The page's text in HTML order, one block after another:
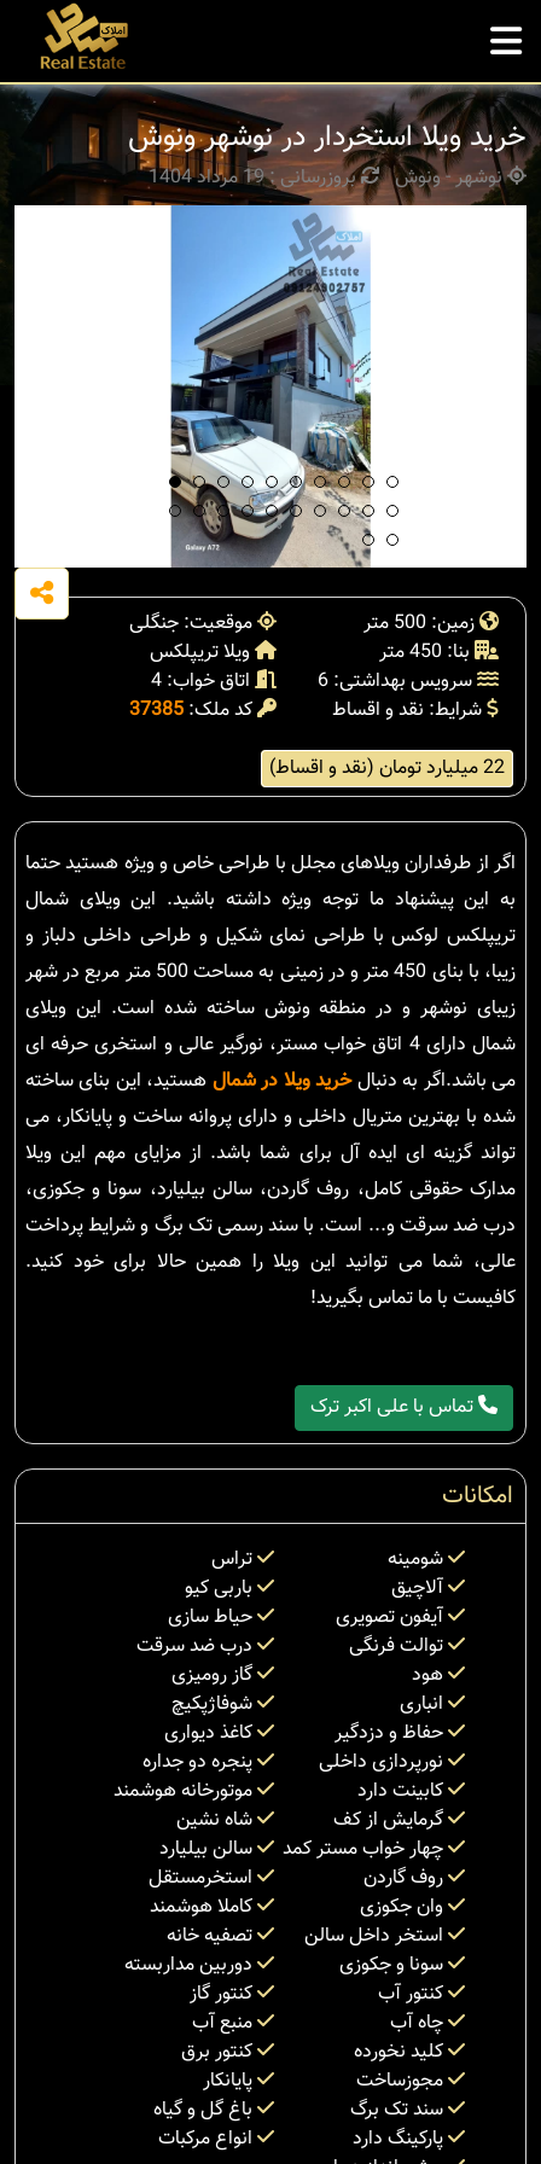
خرید ویلا استخردار در نوشهر ونوش
نوشهر - ونوش بروزرسانی : 19 مرداد 1404
زمین: 500 متر
موقعیت: جنگلی
بنا: 450 متر
ویلا تریپلکس
سرویس بهداشتی: 6
اتاق خواب: 4
شرایط: نقد و اقساط
کد ملک: 37385
22 میلیارد تومان (نقد و اقساط)
اگر از طرفداران ویلاهای مجلل با طراحی خاص و ویژه هستید حتما
به این پیشنهاد ما توجه ویژه داشته باشید. این ویلای شمال
تریپلکس لوکس با طراحی نمای شکیل و طراحی داخلی دلباز و
زیبا، با بنای 450 متر و در زمینی به مساحت 500 متر مربع در شهر
زیبای نوشهر و در منطقه ونوش ساخته شده است. این ویلای
شمال دارای 4 اتاق خواب مستر، نورگیر عالی و استخری حرفه ای
می باشد.اگر به دنبالخرید ویلا در شمال هستید، این بنای ساخته
شده با بهترین متریال داخلی و دارای پروانه ساخت و پایانکار، می
تواند گزینه ای ایده آل برای شما باشد. از مزایای مهم این ویلا
مدارک حقوقی کامل، روف گاردن، سالن بیلیارد، سونا و جکوزی،
درب ضد سرقت و... است. با سند رسمی تک برگ و شرایط پرداخت
عالی، شما می توانید این ویلا را همین حالا برای خود کنید.
کافیست با ما تماس بگیرید!
تماس با علی اکبر ترک
امکانات
شومینه
تراس
آلاچیق
باربی کیو
آیفون تصویری
حیاط سازی
توالت فرنگی
درب ضد سرقت
هود
گاز رومیزی
انباری
شوفاژپکیچ
حفاظ و دزدگیر
کاغذ دیواری
نورپردازی داخلی
پنجره دو جداره
کابینت دارد
موتورخانه هوشمند
گرمایش از کف
شاه نشین
چهار خواب مستر کمد
سالن بیلیارد
روف گاردن
استخرمستقل
وان جکوزی
کاملا هوشمند
استخر داخل سالن
تصفیه خانه
سونا و جکوزی
دوربین مداربسته
کنتور آب
کنتور گاز
چاه آب
منبع آب
کلید نخورده
کنتور برق
مجوزساخت
پایانکار
سند تک برگ
باغ گل و گیاه
پارکینگ دارد
انواع مرکبات